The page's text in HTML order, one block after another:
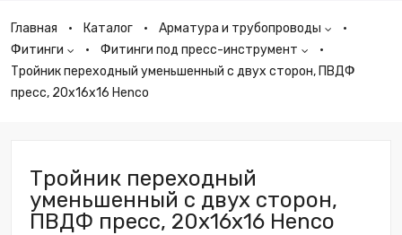
Главная Каталог
Арматура и трубопроводы
Фитинги
Фитинги под пресс-инструмент
Тройник переходный уменьшенный с двух сторон, ПВДФ
пресс, 20х16х16 Henco
Тройник переходный
уменьшенный с двух сторон,
ПВДФ пресс, 20х16х16 Henco